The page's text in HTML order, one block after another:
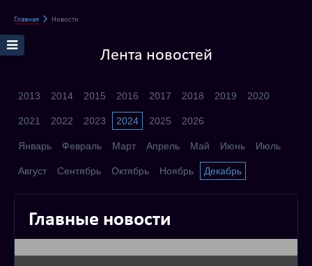
Главная Новости
Лента новостей
2013 2014 2015 2016 2017 2018 2019 2020
2021 2022 2023 2024 2025 2026
Январь Февраль Март Апрель Май Июнь Июль
Август Сентябрь Октябрь Ноябрь Декабрь
Главные новости